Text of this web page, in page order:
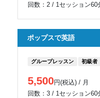
回数：2 / 1セッション60
ポップスで英語
グループレッスン 初級者
5,500円(税込) / 月
回数：3 / 1セッション60